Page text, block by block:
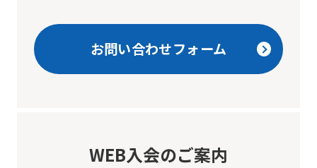
お問い合わせフォーム
WEB入会のご案内